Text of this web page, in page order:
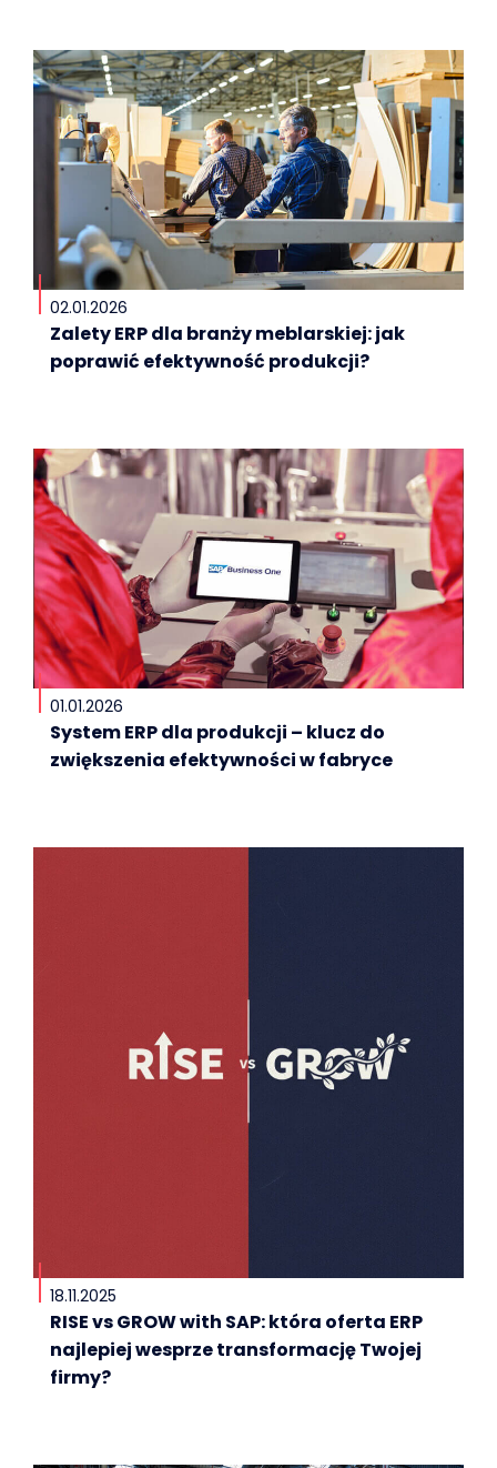
02.01.2026
Zalety ERP dla branży meblarskiej: jak
poprawić efektywność produkcji?
01.01.2026
System ERP dla produkcji – klucz do
zwiększenia efektywności w fabryce
18.11.2025
RISE vs GROW with SAP: która oferta ERP
najlepiej wesprze transformację Twojej
firmy?